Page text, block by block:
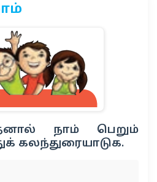
நாம் பெறும்
கலந்துரையாடுக.